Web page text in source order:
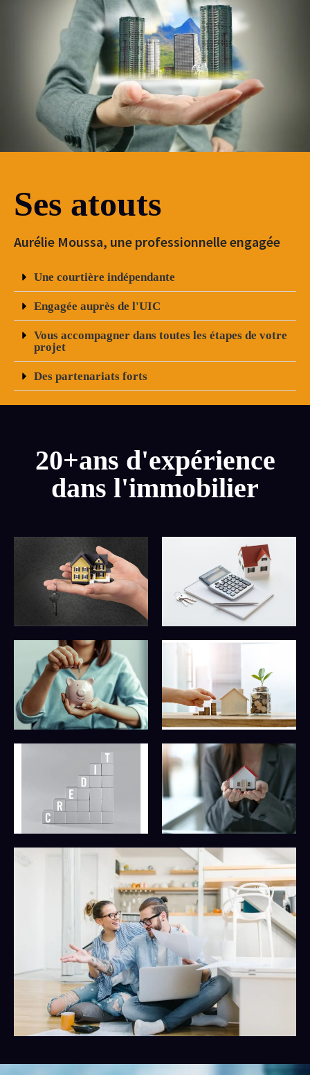
Ses atouts
Aurélie Moussa, une professionnelle engagée
Une courtière indépendante
Engagée auprès de l'UIC
Vous accompagner dans toutes les étapes de votre
projet
Des partenariats forts
20+ans d'expérience
dans l'immobilier